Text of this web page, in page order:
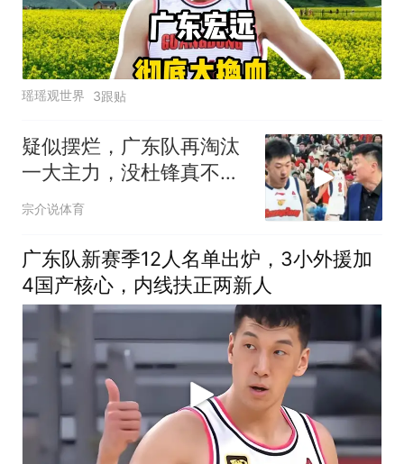
瑶瑶观世界 3跟贴
疑似摆烂，广东队再淘汰
一大主力，没杜锋真不
行，宏远季后赛难了
宗介说体育
广东队新赛季12人名单出炉，3小外援加
4国产核心，内线扶正两新人